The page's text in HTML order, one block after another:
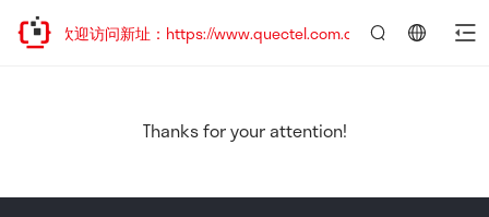
迁移，欢迎访问新址：https://www.quectel.com.cn
Thanks for your attention!